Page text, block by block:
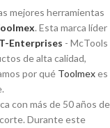
mejores herramientas
. Esta marca lí­der
Enterprises - McTools
de alta calidad,
por qué Toolmexes
con más de 50 años de
Durante este